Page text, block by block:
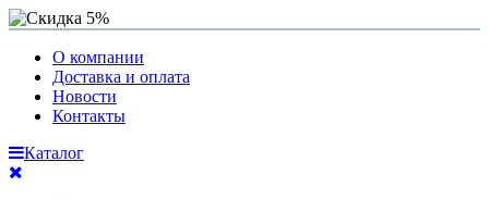
О компании
Доставка и оплата
Новости
Контакты
Каталог